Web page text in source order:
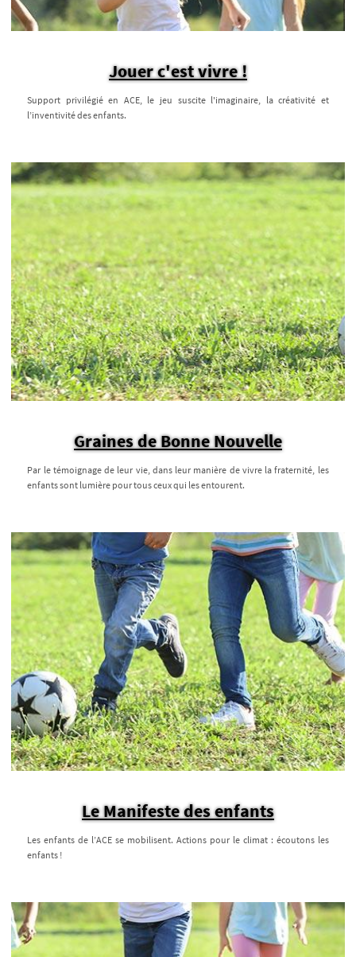
Jouer c'est vivre !
Support privilégié en ACE, le jeu suscite l'imaginaire, la créativité et
l’inventivité des enfants.
Graines de Bonne Nouvelle
Par le témoignage de leur vie, dans leur manière de vivre la fraternité, les
enfants sont lumière pour tous ceux qui les entourent.
Le Manifeste des enfants
Les enfants de l’ACE se mobilisent. Actions pour le climat : écoutons les
enfants !